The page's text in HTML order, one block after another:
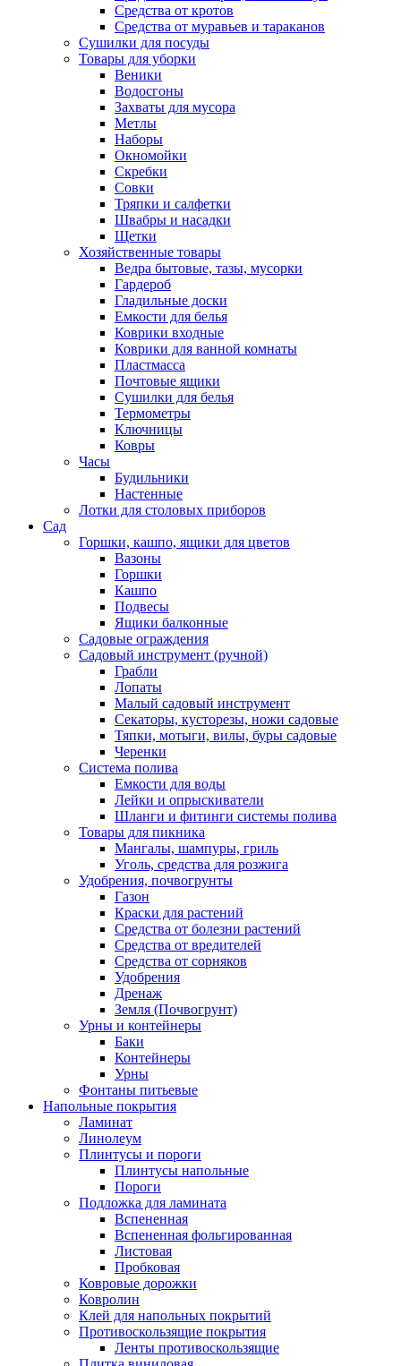
Средства от кротов
Средства от муравьев и тараканов
Сушилки для посуды
Товары для уборки
Веники
Водосгоны
Захваты для мусора
Метлы
Наборы
Окномойки
Скребки
Совки
Тряпки и салфетки
Швабры и насадки
Щетки
Хозяйственные товары
Ведра бытовые, тазы, мусорки
Гардероб
Гладильные доски
Емкости для белья
Коврики входные
Коврики для ванной комнаты
Пластмасса
Почтовые ящики
Сушилки для белья
Термометры
Ключницы
Ковры
Часы
Будильники
Настенные
Лотки для столовых приборов
Сад
Горшки, кашпо, ящики для цветов
Вазоны
Горшки
Кашпо
Подвесы
Ящики балконные
Садовые ограждения
Садовый инструмент (ручной)
Грабли
Лопаты
Малый садовый инструмент
Секаторы, кусторезы, ножи садовые
Тяпки, мотыги, вилы, буры садовые
Черенки
Система полива
Емкости для воды
Лейки и опрыскиватели
Шланги и фитинги системы полива
Товары для пикника
Мангалы, шампуры, гриль
Уголь, средства для розжига
Удобрения, почвогрунты
Газон
Краски для растений
Средства от болезни растений
Средства от вредителей
Средства от сорняков
Удобрения
Дренаж
Земля (Почвогрунт)
Урны и контейнеры
Баки
Контейнеры
Урны
Фонтаны питьевые
Напольные покрытия
Ламинат
Линолеум
Плинтусы и пороги
Плинтусы напольные
Пороги
Подложка для ламината
Вспененная
Вспененная фольгированная
Листовая
Пробковая
Ковровые дорожки
Ковролин
Клей для напольных покрытий
Противоскользящие покрытия
Ленты противоскользящие